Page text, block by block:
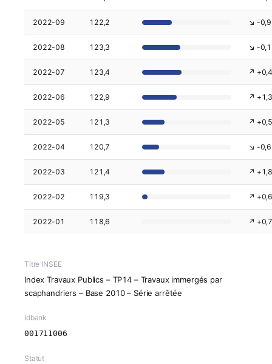
2022-09 122,2 ↘ -0,9
2022-08 123,3 ↘ -0,1
2022-07 123,4 ↗
2022-06 122,9 ↗
2022-05 121,3 ↗
2022-04 120,7 ↘ -0,6
2022-03 121,4 ↗
2022-02 119,3 ↗
2022-01 118,6 ↗
Titre INSEE
Index Travaux Publics – TP14 – Travaux immergés par
scaphandriers – Base 2010 – Série arrêtée
Idbank
001711006
Statut